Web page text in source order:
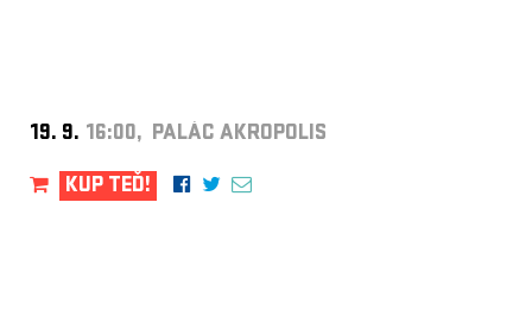
19. 9. 16:00, PALÁC AKROPOLIS
KUP TEĎ!